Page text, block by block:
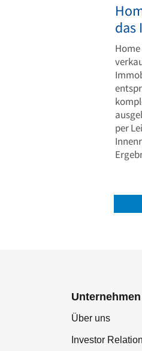
das
per
Unternehmen
Über uns
Investor